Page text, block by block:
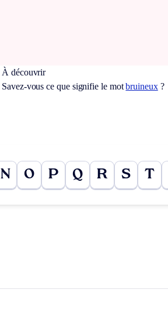
À découvrir
Savez-vous ce que signifie le motbruineux?
N O P Q R S T